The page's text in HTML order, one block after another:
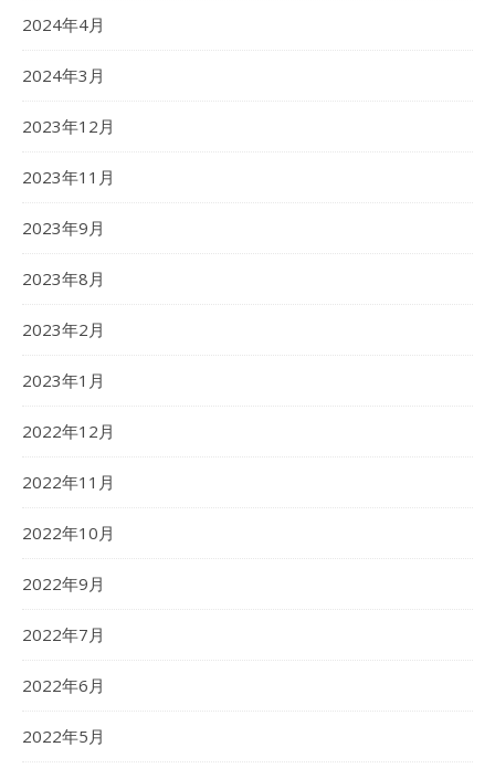
2024年4月
2024年3月
2023年12月
2023年11月
2023年9月
2023年8月
2023年2月
2023年1月
2022年12月
2022年11月
2022年10月
2022年9月
2022年7月
2022年6月
2022年5月